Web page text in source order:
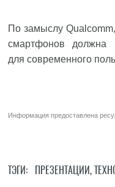
По замыслу
смартфонов должна
для современного
Информация предоставлена
ТЭГИ: ПРЕЗЕНТАЦИИ,